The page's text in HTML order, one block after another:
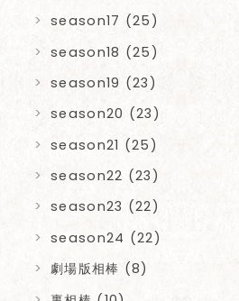
season17 (25)
season18 (25)
season19 (23)
season20 (23)
season21 (25)
season22 (23)
season23 (22)
season24 (22)
劇場版相棒 (8)